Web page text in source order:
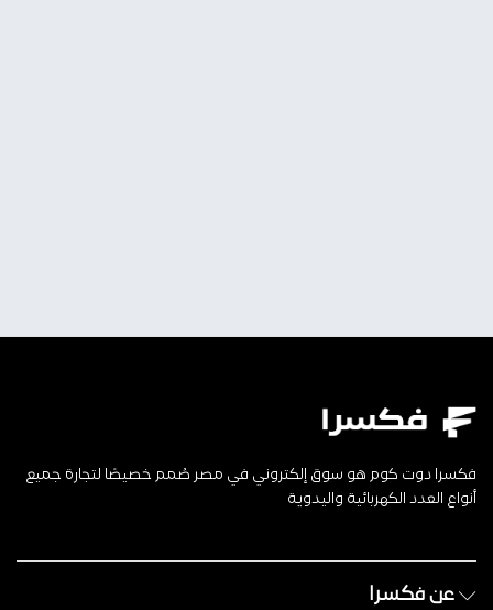
فكسرا دوت كوم هو سوق إلكتروني في مصر صُمم خصيصًا لتجارة جميع
أنواع العدد الكهربائية واليدوية
عن فكسرا